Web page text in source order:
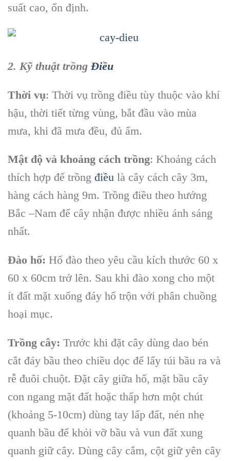
suất cao, ổn định.
2. Kỹ thuật trồng Điều
Thời vụ: Thời vụ trồng điều tùy thuộc vào khí
hậu, thời tiết từng vùng, bắt đầu vào mùa
mưa, khi đã mưa đều, đủ ẩm.
Mật độ và khoảng cách trồng: Khoảng cách
thích hợp để trồng điều là cây cách cây 3m,
hàng cách hàng 9m. Trồng điều theo hướng
Bắc –Nam để cây nhận được nhiều ánh sáng
nhất.
Đào hố: Hố đào theo yêu cầu kích thước 60 x
60 x 60cm trở lên. Sau khi đào xong cho một
ít đất mặt xuống đáy hố trộn với phân chuồng
hoại mục.
Trồng cây: Trước khi đặt cây dùng dao bén
cắt đáy bầu theo chiều dọc để lấy túi bầu ra và
rễ đuôi chuột. Đặt cây giữa hố, mặt bầu cây
con ngang mặt đất hoặc thấp hơn một chút
(khoảng 5-10cm) dùng tay lấp đất, nén nhẹ
quanh bầu để khỏi vỡ bầu và vun đất xung
quanh giữ cây. Dùng cây cắm, cột giữ yên cây